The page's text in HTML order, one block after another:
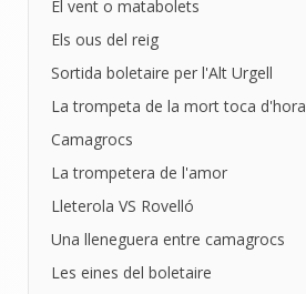
El vent o matabolets
Els ous del reig
Sortida boletaire per l'Alt Urgell
La trompeta de la mort toca d'hora
Camagrocs
La trompetera de l'amor
Lleterola VS Rovelló
Una lleneguera entre camagrocs
Les eines del boletaire